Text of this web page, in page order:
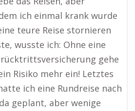
ich einmal krank wurde
teure Reise stornieren
wusste ich: Ohne eine
gehe
Risiko mehr ein! Letztes
ich eine Rundreise nach
geplant, aber wenige